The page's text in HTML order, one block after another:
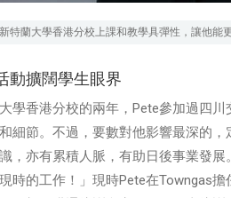
特蘭大學香港分校上課和教學具彈性，讓他能
動擴闊學生眼界
學香港分校的兩年，Pete參加過四
細節。不過，要數對他影響最深的
，亦有累積人脈，有助日後事業發
時的工作！」現時Pete在Towngas